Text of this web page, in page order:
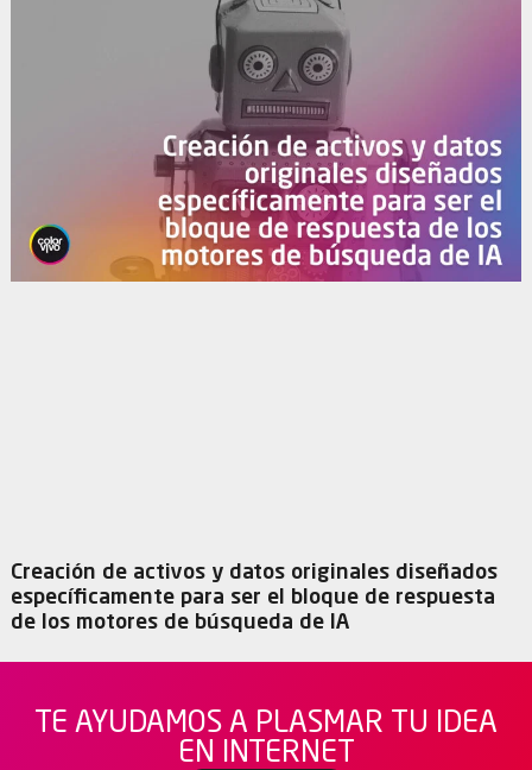
Creación de activos y datos originales diseñados
específicamente para ser el bloque de respuesta
de los motores de búsqueda de IA
TE AYUDAMOS A PLASMAR TU IDEA
EN INTERNET